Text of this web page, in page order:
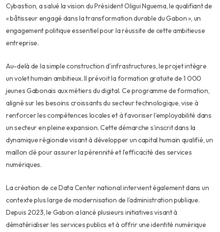
Cybastion, a salué la vision du Président Oligui Nguema, le qualifiant de
« bâtisseur engagé dans la transformation durable du Gabon », un
engagement politique essentiel pour la réussite de cette ambitieuse
entreprise.
Au-delà de la simple construction d’infrastructures, le projet intègre
un volet humain ambitieux. Il prévoit la formation gratuite de 1 000
jeunes Gabonais aux métiers du digital. Ce programme de formation,
aligné sur les besoins croissants du secteur technologique, vise à
renforcer les compétences locales et à favoriser l’employabilité dans
un secteur en pleine expansion. Cette démarche s’inscrit dans la
dynamique régionale visant à développer un capital humain qualifié, un
maillon clé pour assurer la pérennité et l’efficacité des services
numériques.
La création de ce Data Center national intervient également dans un
contexte plus large de modernisation de l’administration publique.
Depuis 2023, le Gabon a lancé plusieurs initiatives visant à
dématérialiser les services publics et à offrir une identité numérique